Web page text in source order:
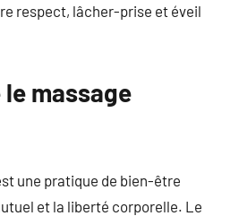
respect, lâcher-prise et éveil
le massage
une pratique de bien-être
et la liberté corporelle. Le